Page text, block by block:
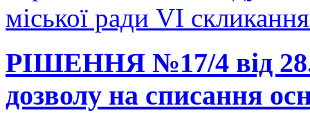
міської ради VI
РІШЕННЯ №17/4 від
дозволу на списання